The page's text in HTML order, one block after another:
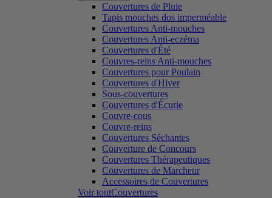
Couvertures de Pluie
Tapis mouches dos imperméable
Couvertures Anti-mouches
Couvertures Anti-eczéma
Couvertures d'Été
Couvres-reins Anti-mouches
Couvertures pour Poulain
Couvertures d'Hiver
Sous-couvertures
Couvertures d'Écurie
Couvre-cous
Couvre-reins
Couvertures Séchantes
Couverture de Concours
Couvertures Thérapeutiques
Couvertures de Marcheur
Accessoires de Couvertures
Voir toutCouvertures